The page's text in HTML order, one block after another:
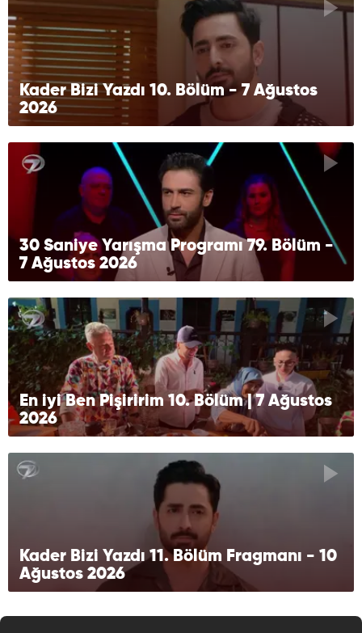
Kader Bizi Yazdı 10. Bölüm - 7 Ağustos
2026
30 Saniye Yarışma Programı 79. Bölüm -
7 Ağustos 2026
En iyi Ben Pişiririm 10. Bölüm | 7 Ağustos
2026
Kader Bizi Yazdı 11. Bölüm Fragmanı - 10
Ağustos 2026